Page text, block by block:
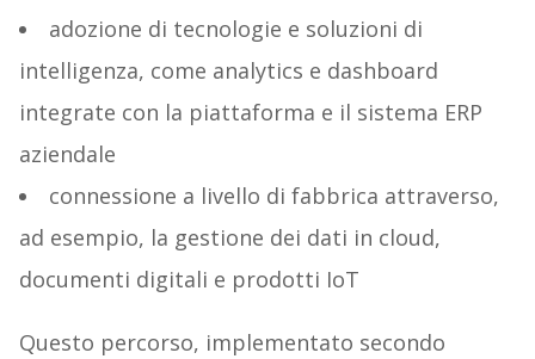
adozione di tecnologie e soluzioni di
intelligenza, come analytics e dashboard
integrate con la piattaforma e il sistema ERP
aziendale
connessione a livello di fabbrica attraverso,
ad esempio, la gestione dei dati in cloud,
documenti digitali e prodotti IoT
Questo percorso, implementato secondo